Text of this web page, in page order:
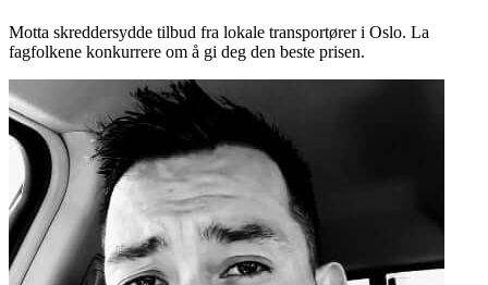
Motta skreddersydde tilbud fra lokale transportører i Oslo. La
fagfolkene konkurrere om å gi deg den beste prisen.